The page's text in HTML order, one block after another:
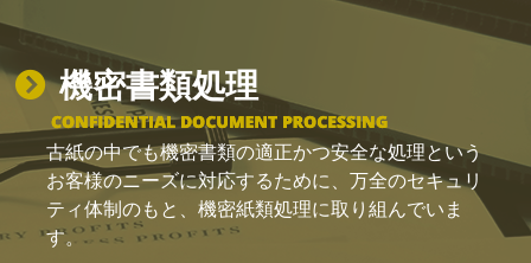
機密書類処理
古紙の中でも機密書類の適正かつ安全な処理という
お客様のニーズに対応するために、万全のセキュリ
ティ体制のもと、機密紙類処理に取り組んでいま
す。